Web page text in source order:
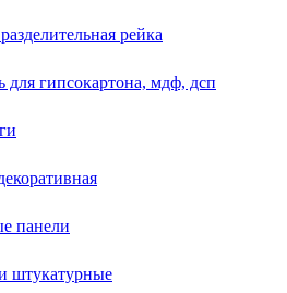
рейка
для гипсокартона, мдф, дсп
панели
штукатурные